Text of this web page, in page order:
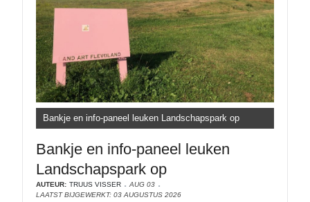
Bankje en info-paneel leuken Landschapspark op
Bankje en info-paneel leuken
Landschapspark op
AUTEUR: TRUUS VISSER
AUG 03
LAATST BIJGEWERKT: 03 AUGUSTUS 2026